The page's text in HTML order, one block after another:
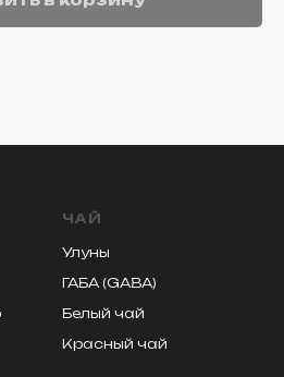
ЧАЙ
Улуны
ГАБА (GABA)
Белый чай
Красный чай